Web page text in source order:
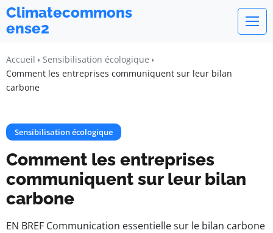
Climatecommons
ense2
Accueil
Sensibilisation écologique
Comment les entreprises communiquent sur leur bilan
carbone
Sensibilisation écologique
Comment les entreprises
communiquent sur leur bilan
carbone
EN BREF Communication essentielle sur le bilan carbone